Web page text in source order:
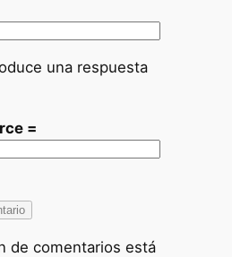
una respuesta
=
de comentarios está